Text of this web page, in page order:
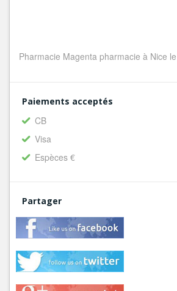
Pharmacie Magenta pharmacie à Nice
Paiements acceptés
CB
Visa
Espèces €
Partager